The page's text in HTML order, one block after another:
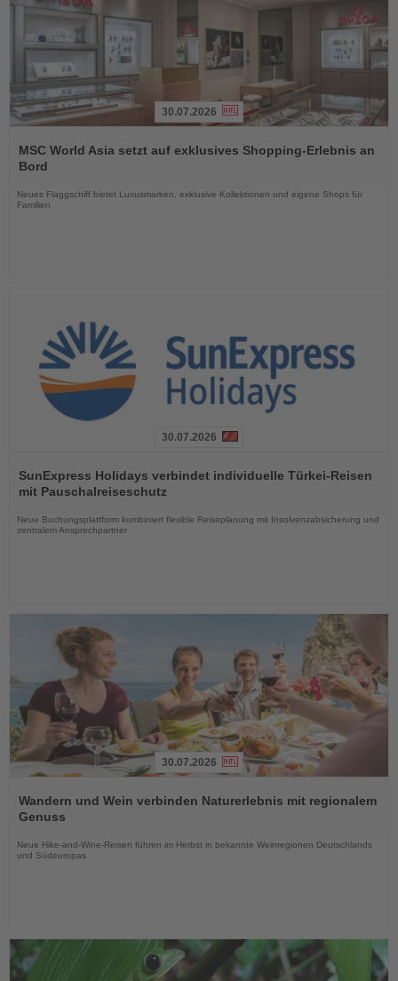
Sie
die
30.07.2026
MSC World Asia setzt auf exklusives Shopping-Erlebnis an
Bord
Neues Flaggschiff bietet Luxusmarken, exklusive Kollektionen und eigene Shops für
Familien
Sie
die
30.07.2026
SunExpress Holidays verbindet individuelle Türkei-Reisen
mit Pauschalreiseschutz
Neue Buchungsplattform kombiniert flexible Reiseplanung mit Insolvenzabsicherung und
zentralem Ansprechpartner
Sie
die
30.07.2026
Wandern und Wein verbinden Naturerlebnis mit regionalem
Genuss
Neue Hike-and-Wine-Reisen führen im Herbst in bekannte Weinregionen Deutschlands
und Südeuropas